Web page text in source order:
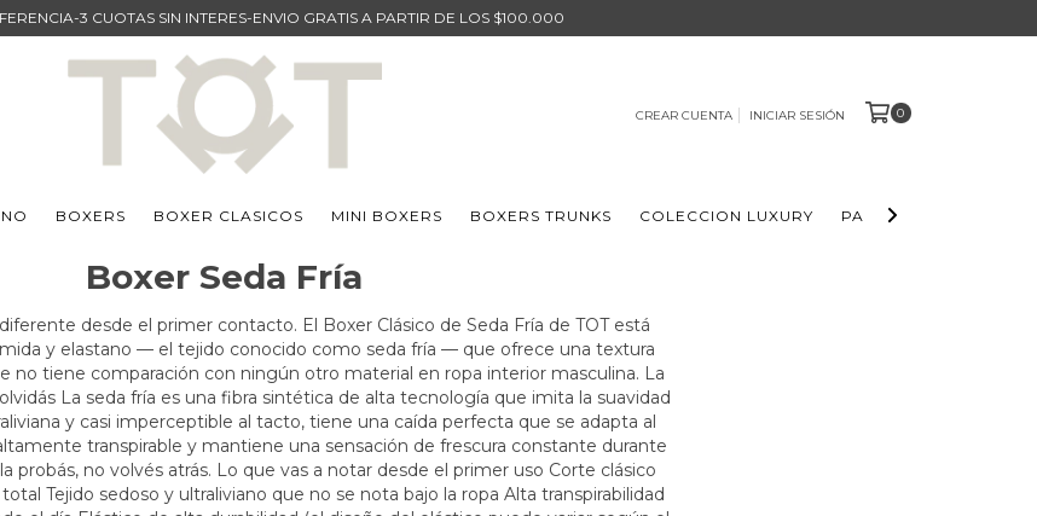
3 CUOTAS SIN INTERES-ENVIO GRATIS A PARTIR DE LOS $100.000
CREAR CUENTA INICIAR SESIÓN 0
BOXERS BOXER CLASICOS MINI BOXERS BOXERS TRUNKS COLECCION LUXURY PACKS BOXERS
Boxer Seda Fría
desde el primer contacto. El Boxer Clásico de Seda Fría de TOT está
y elastano — el tejido conocido como seda fría — que ofrece una textura
no tiene comparación con ningún otro material en ropa interior masculina. La
La seda fría es una fibra sintética de alta tecnología que imita la suavidad
y casi imperceptible al tacto, tiene una caída perfecta que se adapta al
transpirable y mantiene una sensación de frescura constante durante
probás, no volvés atrás. Lo que vas a notar desde el primer uso Corte clásico
Tejido sedoso y ultraliviano que no se nota bajo la ropa Alta transpirabilidad